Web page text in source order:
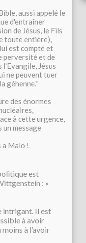
aussi appelé le
d'entraîner
de Jésus, le Fils
toute entière),
est compté et
perversité et de
l'Evangile, Jésus
ne peuvent tuer
géhenne."
des énormes
à cette urgence,
un message
a Malo !
est
: «
intrigant. Il est
à avoir
moins à l’avoir